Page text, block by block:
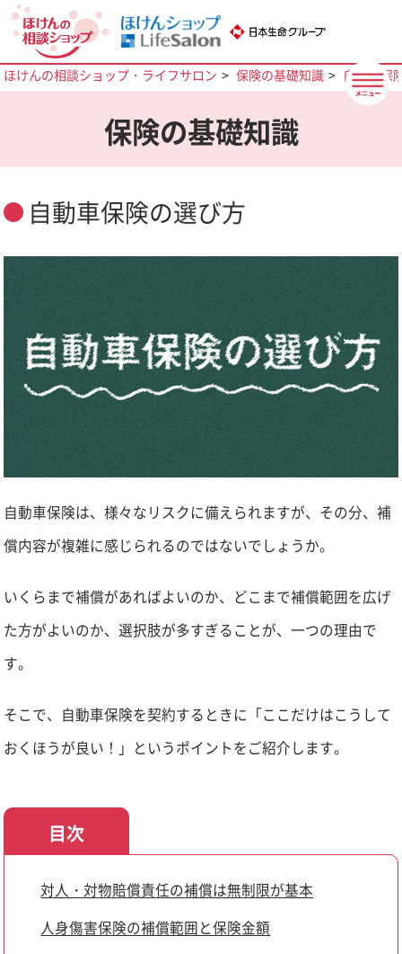
ほけんの相談ショップ・ライフサロン 保険の基礎知識 自動車保
保険の基礎知識
自動車保険の選び方
自動車保険は、様々なリスクに備えられますが、その分、補
償内容が複雑に感じられるのではないでしょうか。
いくらまで補償があればよいのか、どこまで補償範囲を広げ
た方がよいのか、選択肢が多すぎることが、一つの理由で
す。
そこで、自動車保険を契約するときに「ここだけはこうして
おくほうが良い！」というポイントをご紹介します。
目次
対人・対物賠償責任の補償は無制限が基本
人身傷害保険の補償範囲と保険金額